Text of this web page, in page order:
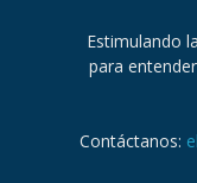
Estimulando
para
Contáctanos: